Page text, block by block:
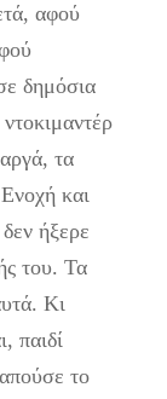
αφού
δημόσια
τα
και
ήξερε
του. Τα
Κι
παιδί
το